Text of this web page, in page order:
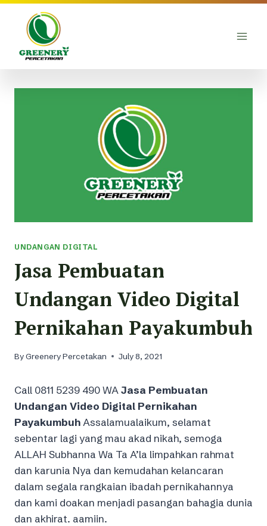
Skip
content
UNDANGAN DIGITAL
Jasa Pembuatan
Undangan Video Digital
Pernikahan Payakumbuh
ByGreenery Percetakan July 8, 2021
Call 0811 5239 490 WA Jasa Pembuatan
Undangan Video Digital Pernikahan
Payakumbuh Assalamualaikum, selamat
sebentar lagi yang mau akad nikah, semoga
ALLAH Subhanna Wa Ta A’la limpahkan rahmat
dan karunia Nya dan kemudahan kelancaran
dalam segala rangkaian ibadah pernikahannya
dan kami doakan menjadi pasangan bahagia dunia
dan akhirat. aamiin.